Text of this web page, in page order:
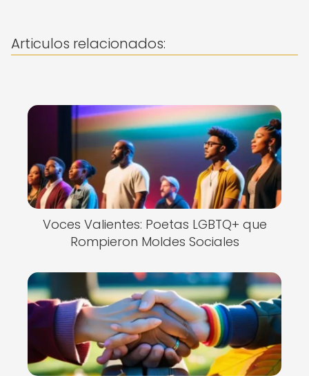
Articulos relacionados:
Voces Valientes: Poetas LGBTQ+ que
Rompieron Moldes Sociales